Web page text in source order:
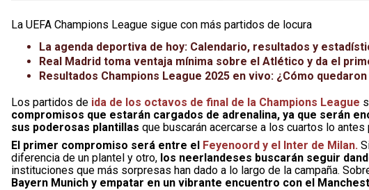
La UEFA Champions League sigue con más partidos de locura
La agenda deportiva de hoy: Calendario, resultados y
Real Madrid toma ventaja mínima sobre el Atlético y da el
Resultados Champions League 2025 en vivo: ¿Cómo
Los partidos de ida de los octavos de final de la Champions League
compromisos que estarán cargados de adrenalina, ya que serán
sus poderosas plantillas que buscarán acercarse a los cuartos lo
El primer compromiso será entre el Feyenoord y el Inter de Milan.
diferencia de un plantel y otro, los neerlandeses buscarán seguir
instituciones que más sorpresas han dado a lo largo de la campaña.
Bayern Munich y empatar en un vibrante encuentro con el